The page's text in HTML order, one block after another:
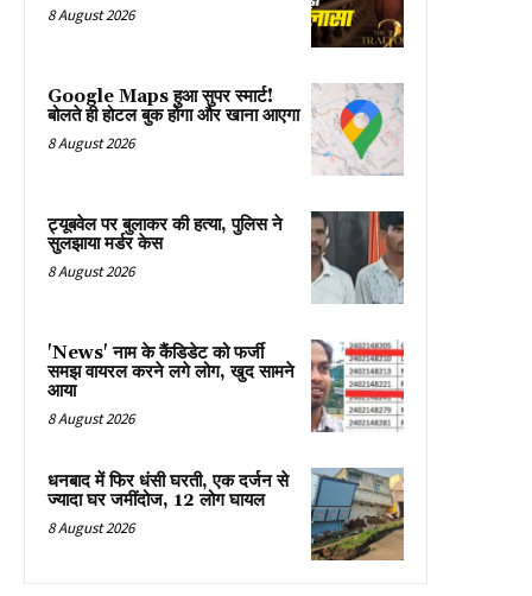
8 August 2026
Google Maps हुआ सुपर स्मार्ट!
बोलते ही होटल बुक होगा और खाना आएगा
8 August 2026
ट्यूबवेल पर बुलाकर की हत्या, पुलिस ने
सुलझाया मर्डर केस
8 August 2026
'News' नाम के कैंडिडेट को फर्जी
समझ वायरल करने लगे लोग, खुद सामने
आया
8 August 2026
धनबाद में फिर धंसी घरती, एक दर्जन से
ज्यादा घर जमींदोज, 12 लोग घायल
8 August 2026